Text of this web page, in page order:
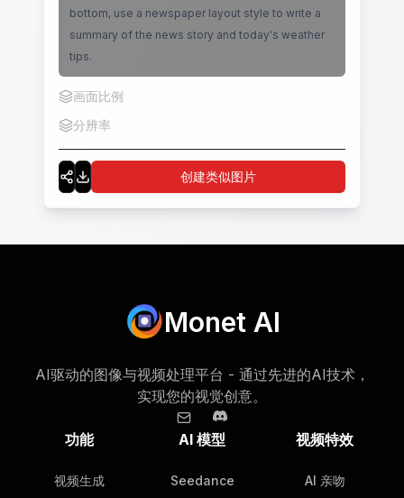
bottom, use a newspaper layout style to write a
summary of the news story and today's weather
tips.
画面比例
分辨率
创建类似图片
Monet AI
AI驱动的图像与视频处理平台 - 通过先进的AI技术，
实现您的视觉创意。
功能
视频生成
AI 模型
Seedance
视频特效
AI 亲吻